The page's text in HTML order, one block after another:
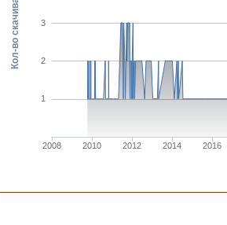
2008 2010 2012 2014 2016
1
2
3
Кол-во скачиваний